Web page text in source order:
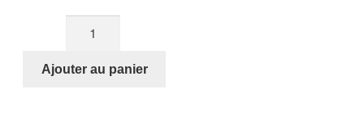
Axe
Ajouter au panier